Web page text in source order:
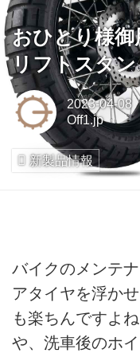
おひとり様
リフトスタ
2023-04-08
Off1.jp
新製品情報
バイクのメンテ
アタイヤを浮か
も楽ちんですよ
や、洗車後のホ